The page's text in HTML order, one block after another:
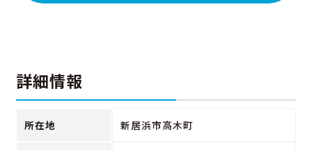
詳細情報
所在地 新居浜市高木町